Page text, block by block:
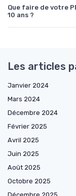
Que faire de votre
10 ans ?
Les articles
Janvier 2024
Mars 2024
Décembre 2024
Février 2025
Avril 2025
Juin 2025
Août 2025
Octobre 2025